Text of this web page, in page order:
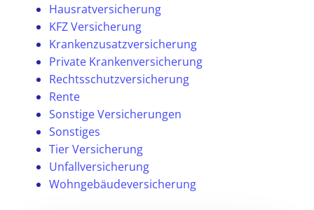
Hausratversicherung
KFZ Versicherung
Krankenzusatzversicherung
Private Krankenversicherung
Rechtsschutzversicherung
Rente
Sonstige Versicherungen
Sonstiges
Tier Versicherung
Unfallversicherung
Wohngebäudeversicherung